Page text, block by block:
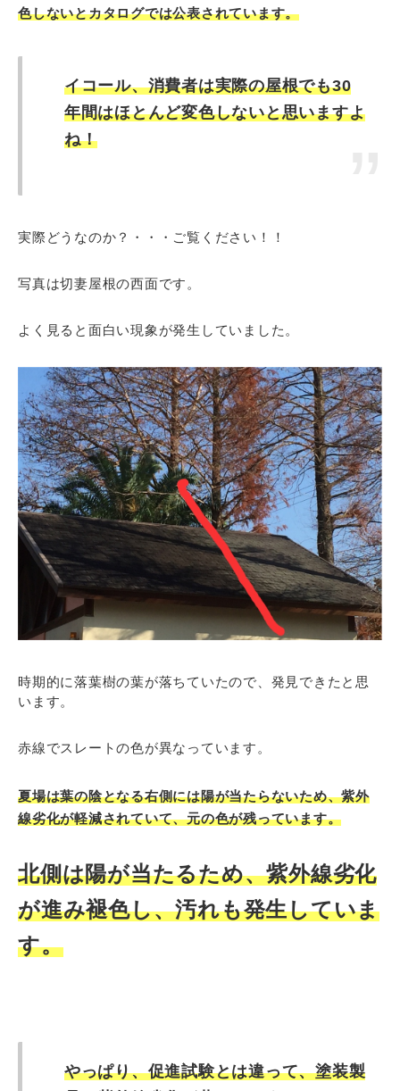
色しないとカタログでは公表されています。
イコール、消費者は実際の屋根でも30
年間はほとんど変色しないと思いますよ
ね！
実際どうなのか？・・・ご覧ください！！
写真は切妻屋根の西面です。
よく見ると面白い現象が発生していました。
時期的に落葉樹の葉が落ちていたので、発見できたと思
います。
赤線でスレートの色が異なっています。
夏場は葉の陰となる右側には陽が当たらないため、紫外
線劣化が軽減されていて、元の色が残っています。
北側は陽が当たるため、紫外線劣化
が進み褪色し、汚れも発生していま
す。
やっぱり、促進試験とは違って、塗装製